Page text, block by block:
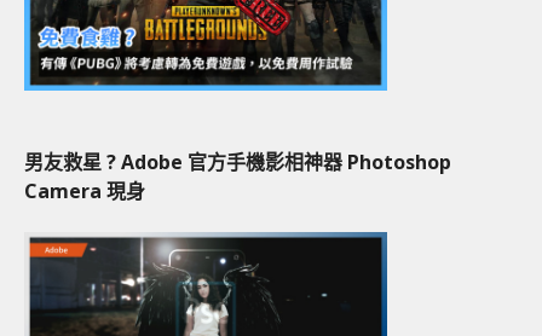
男友救星 ? Adobe 官方手機影相神器 Photoshop
Camera 現身